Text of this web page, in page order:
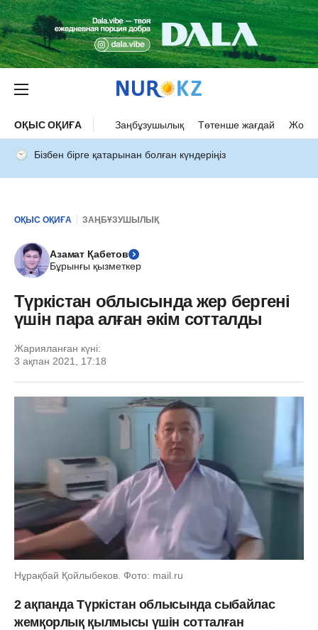
ОҚЫС ОҚИҒА Заңбұзушылық Төтенше жағдай Жол
Бізбен бірге қатарынан болған күндеріңіз
ОҚЫС ОҚИҒА ЗАҢБҰЗУШЫЛЫҚ
Азамат Қабетов
Бұрынғы қызметкер
Түркістан облысында жер бергені
үшін пара алған әкім сотталды
Жарияланған күні:
3 ақпан 2021, 17:18
Нұрақбай Қойлыбеков. Фото: mail.ru
2 ақпанда Түркістан облысында сыбайлас
жемқорлық қылмысы үшін сотталған